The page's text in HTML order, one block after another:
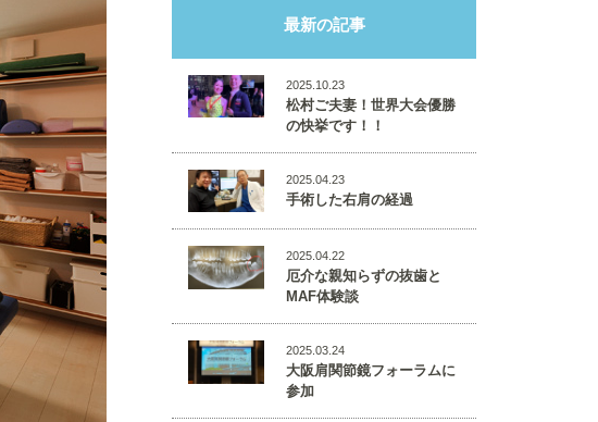
最新の記事
2025.10.23
松村ご夫妻！世界大会優勝
の快挙です！！
2025.04.23
手術した右肩の経過
2025.04.22
厄介な親知らずの抜歯と
MAF体験談
2025.03.24
大阪肩関節鏡フォーラムに
参加